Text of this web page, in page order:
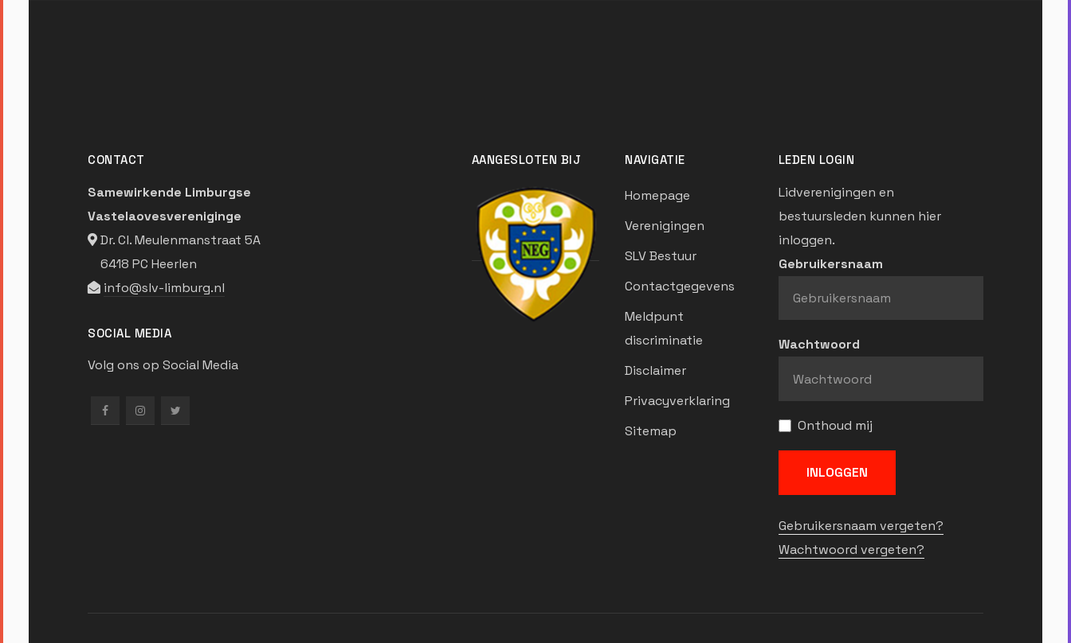
CONTACT
Samewirkende Limburgse
Vastelaovesvereniginge
Dr. Cl. Meulenmanstraat 5A
6418 PC Heerlen
info@slv-limburg.nl
SOCIAL MEDIA
Volg ons op Social Media
AANGESLOTEN BIJ NAVIGATIE
Homepage
Verenigingen
SLV Bestuur
Contactgegevens
Meldpunt
discriminatie
Disclaimer
Privacyverklaring
Sitemap
LEDEN LOGIN
Lidverenigingen en
bestuursleden kunnen hier
inloggen.
Gebruikersnaam
Wachtwoord
Onthoud mij
INLOGGEN
Gebruikersnaam vergeten?
Wachtwoord vergeten?